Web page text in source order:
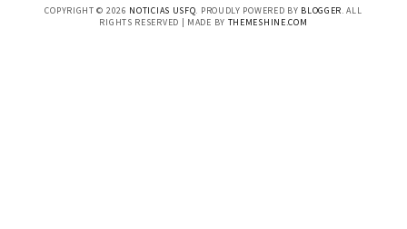
COPYRIGHT © 2026 NOTICIAS USFQ. PROUDLY POWERED BY BLOGGER. ALL
RIGHTS RESERVED | MADE BY THEMESHINE.COM